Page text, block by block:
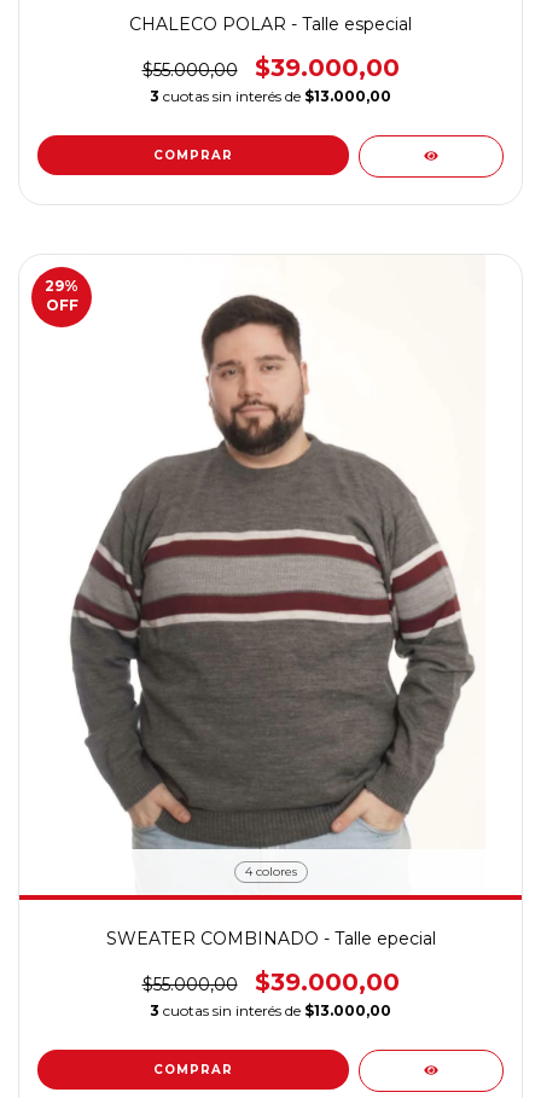
CHALECO POLAR - Talle especial
$55.000,00 $39.000,00
3 cuotas sin interés de $13.000,00
COMPRAR
29%
OFF
4 colores
SWEATER COMBINADO - Talle epecial
$55.000,00 $39.000,00
3 cuotas sin interés de $13.000,00
COMPRAR